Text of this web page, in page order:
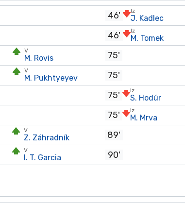
46' Iz
J. Kadlec
46' Iz
M. Tomek
V
M. Rovis 75'
V
M. Pukhtyeyev
75'
75'
Iz
S. Hodúr
75' Iz
M. Mrva
V
Z. Záhradník 89'
V
I. T. Garcia 90'